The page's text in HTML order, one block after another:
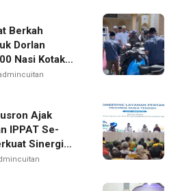
Berkah
Dorlan
Nasi Kotak
Ajak
IPPAT Se-
Sinergi